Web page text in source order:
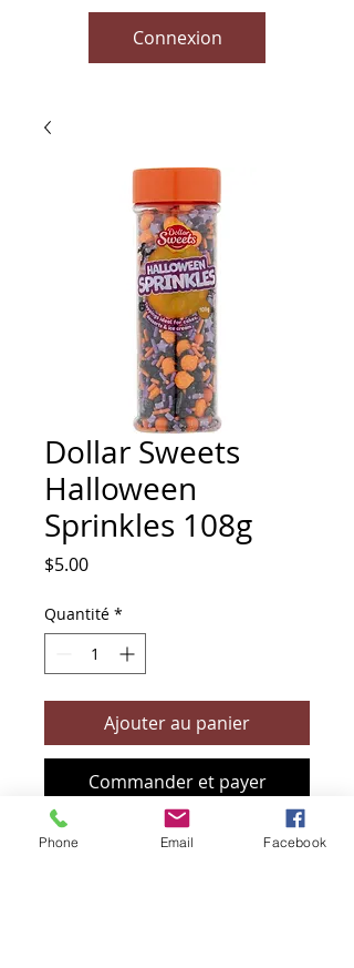
Connexion
Dollar Sweets
Halloween
Sprinkles 108g
$5.00Prix
Quantité *
Ajouter au panier
Commander et payer
Phone Email Facebook